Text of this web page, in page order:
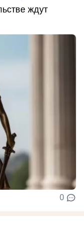
ждут
0